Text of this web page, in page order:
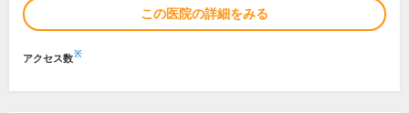
この医院の詳細をみる
アクセス数※